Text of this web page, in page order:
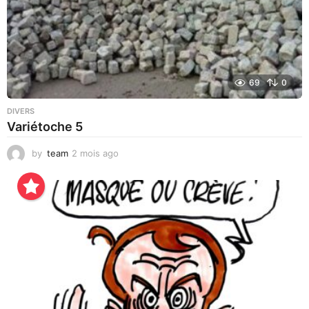
69 0
DIVERS
Variétoche 5
by team 2 mois ago
e
m
a
i
n
e
s
g
o